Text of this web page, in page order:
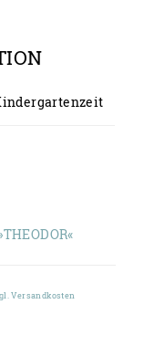
Versandkosten